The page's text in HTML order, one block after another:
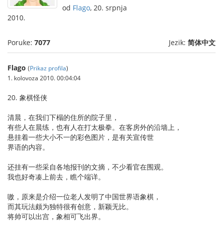
od Flago, 20. srpnja
2010.
Poruke: 7077 Jezik: 简体中文
Flago (Prikaz profila)
1. kolovoza 2010. 00:04:04
20. 象棋怪侠
清晨，在我们下榻的住所的院子里，
有些人在晨练，也有人在打太极拳。在客房外的沿墙上，
悬挂着一些大小不一的彩色图片，是有关宣传世
界语的内容。
还挂有一些采自各地报刊的文摘，不少看官在围观。
我也好奇凑上前去，瞧个端详。
嗷，原来是介绍一位老人发明了中国世界语象棋，
而其玩法颇为独特很有创意，新颖无比。
将帅可以出宫，象相可飞出界。